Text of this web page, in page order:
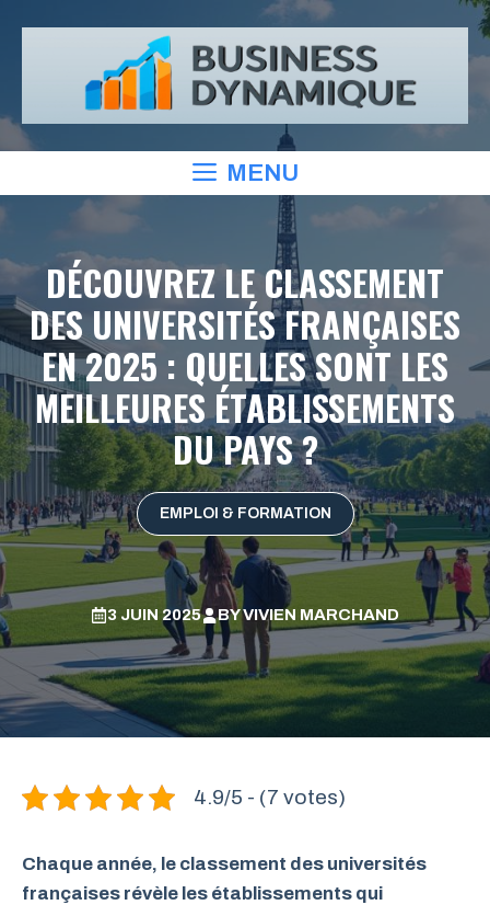
MENU
DÉCOUVREZ LE CLASSEMENT
DES UNIVERSITÉS FRANÇAISES
EN 2025 : QUELLES SONT LES
MEILLEURES ÉTABLISSEMENTS
DU PAYS ?
EMPLOI & FORMATION
3 JUIN 2025 BYVIVIEN MARCHAND
4.9/5 - (7 votes)
Chaque année, le classement des universités
françaises révèle les établissements qui